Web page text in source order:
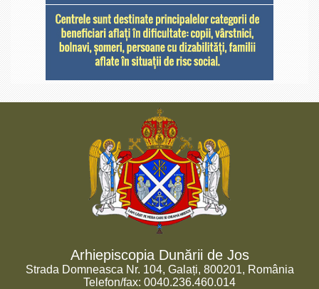
Arhiepiscopia Dunării de Jos
Strada Domneasca Nr. 104, Galați, 800201, România
Telefon/fax: 0040.236.460.014